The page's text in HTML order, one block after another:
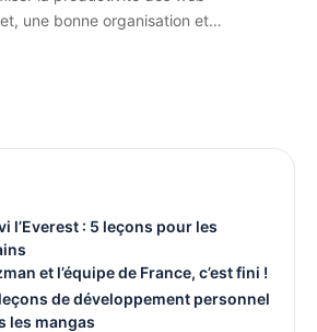
une bonne organisation et…
l’Everest : 5 leçons pour les
et l’équipe de France, c’est fini !
de développement personnel
les mangas